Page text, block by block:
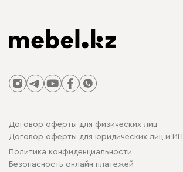
Договор оферты для физических лиц
Договор оферты для юридических лиц и ИП
Политика конфиденциальности
Безопасность онлайн платежей